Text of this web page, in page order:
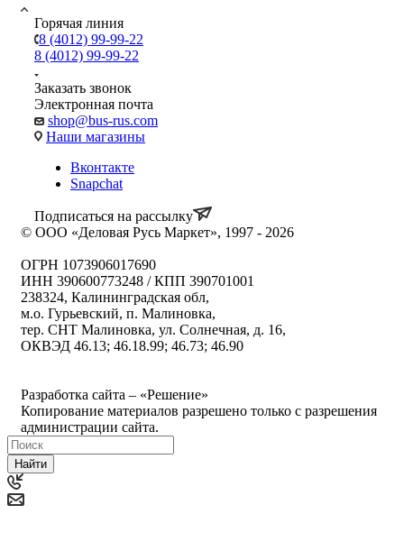
Горячая линия
8 (4012) 99-99-22
8 (4012) 99-99-22
Заказать звонок
Электронная почта
shop@bus-rus.com
Наши магазины
Вконтакте
Snapchat
Подписаться на рассылку
© ООО «Деловая Русь Маркет», 1997 - 2026
ОГРН 1073906017690
ИНН 390600773248 / КПП 390701001
238324, Калининградская обл,
м.о. Гурьевский, п. Малиновка,
тер. СНТ Малиновка, ул. Солнечная, д. 16,
ОКВЭД 46.13; 46.18.99; 46.73; 46.90
Разработка сайта – «Решение»
Копирование материалов разрешено только с разрешения
администрации сайта.
Найти